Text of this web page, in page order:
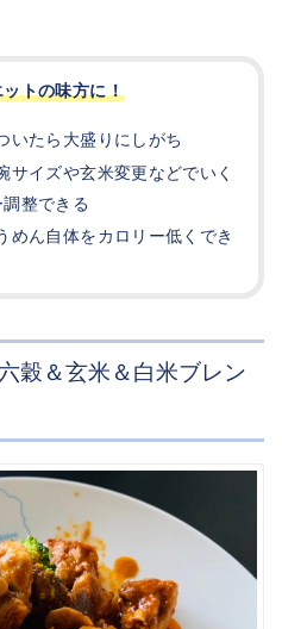
トの味方に！
いたら大盛りにしがち
サイズや玄米変更などでいく
整できる
めん自体をカロリー低くでき
穀＆玄米＆白米ブレン